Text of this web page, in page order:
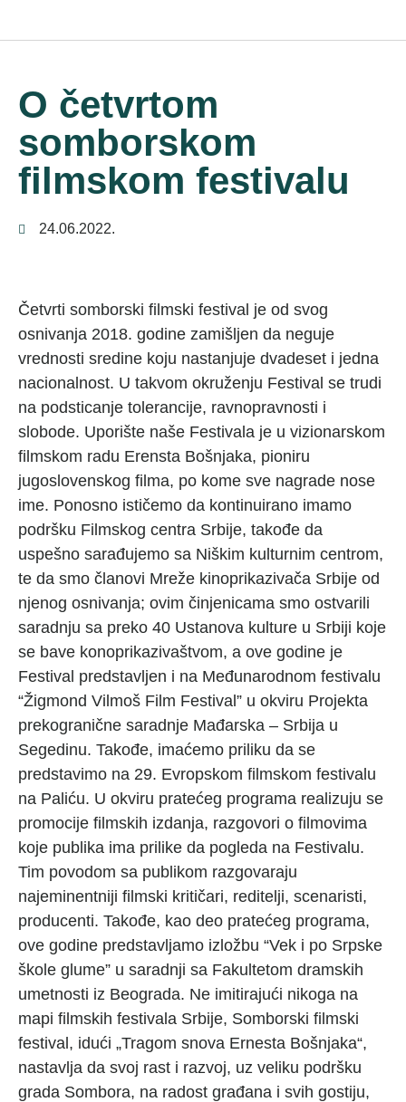
O četvrtom
somborskom
filmskom festivalu
24.06.2022.
Četvrti somborski filmski festival je od svog
osnivanja 2018. godine zamišljen da neguje
vrednosti sredine koju nastanjuje dvadeset i jedna
nacionalnost. U takvom okruženju Festival se trudi
na podsticanje tolerancije, ravnopravnosti i
slobode. Uporište naše Festivala je u vizionarskom
filmskom radu Erensta Bošnjaka, pioniru
jugoslovenskog filma, po kome sve nagrade nose
ime. Ponosno ističemo da kontinuirano imamo
podršku Filmskog centra Srbije, takođe da
uspešno sarađujemo sa Niškim kulturnim centrom,
te da smo članovi Mreže kinoprikazivača Srbije od
njenog osnivanja; ovim činjenicama smo ostvarili
saradnju sa preko 40 Ustanova kulture u Srbiji koje
se bave konoprikazivaštvom, a ove godine je
Festival predstavljen i na Međunarodnom festivalu
“Žigmond Vilmoš Film Festival” u okviru Projekta
prekogranične saradnje Mađarska – Srbija u
Segedinu. Takođe, imaćemo priliku da se
predstavimo na 29. Evropskom filmskom festivalu
na Paliću. U okviru pratećeg programa realizuju se
promocije filmskih izdanja, razgovori o filmovima
koje publika ima prilike da pogleda na Festivalu.
Tim povodom sa publikom razgovaraju
najeminentniji filmski kritičari, reditelji, scenaristi,
producenti. Takođe, kao deo pratećeg programa,
ove godine predstavljamo izložbu “Vek i po Srpske
škole glume” u saradnji sa Fakultetom dramskih
umetnosti iz Beograda. Ne imitirajući nikoga na
mapi filmskih festivala Srbije, Somborski filmski
festival, idući „Tragom snova Ernesta Bošnjaka“,
nastavlja da svoj rast i razvoj, uz veliku podršku
grada Sombora, na radost građana i svih gostiju,